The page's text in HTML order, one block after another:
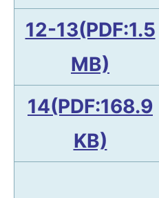
12-13(PDF:1.5
MB)
14(PDF:168.9
KB)